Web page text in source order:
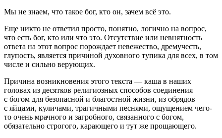
Мы не знаем, что такое бог, кто он, зачем всё это.
Еще никто не ответил просто, понятно, логично на вопрос,
что есть бог, кто или что это. Отсутствие или невнятность
ответа на этот вопрос порождает невежество, дремучесть,
глупость, является причиной духовного тупика для всех, в том
числе и сильно верующих.
Причина возникновения этого текста — каша в наших
головах из десятков религиозных способов соединения
с богом для безопасной и благостной жизни, из обрядов
с яйцами, куличами, трагичными песнями, ощущением чего-
то очень мрачного и загробного, связанного с богом,
обязательно строгого, карающего и тут же прощающего.